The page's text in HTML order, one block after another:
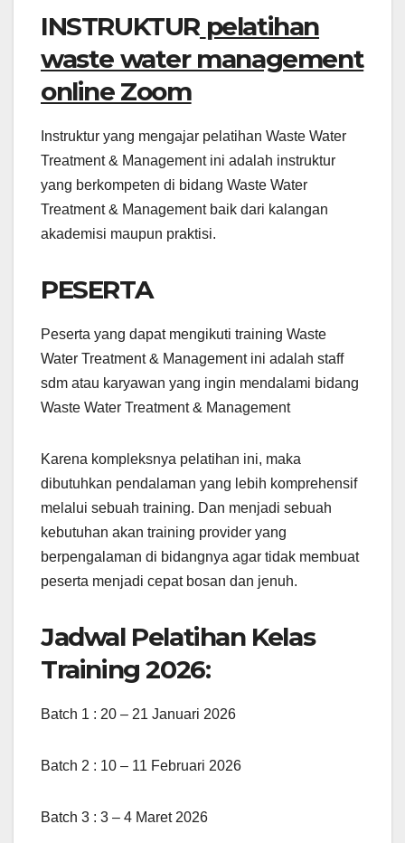
INSTRUKTUR pelatihan
waste water management
online Zoom
Instruktur yang mengajar pelatihan Waste Water
Treatment & Management ini adalah instruktur
yang berkompeten di bidang Waste Water
Treatment & Management baik dari kalangan
akademisi maupun praktisi.
PESERTA
Peserta yang dapat mengikuti training Waste
Water Treatment & Management ini adalah staff
sdm atau karyawan yang ingin mendalami bidang
Waste Water Treatment & Management
Karena kompleksnya pelatihan ini, maka
dibutuhkan pendalaman yang lebih komprehensif
melalui sebuah training. Dan menjadi sebuah
kebutuhan akan training provider yang
berpengalaman di bidangnya agar tidak membuat
peserta menjadi cepat bosan dan jenuh.
Jadwal Pelatihan Kelas
Training 2026:
Batch 1 : 20 – 21 Januari 2026
Batch 2 : 10 – 11 Februari 2026
Batch 3 : 3 – 4 Maret 2026